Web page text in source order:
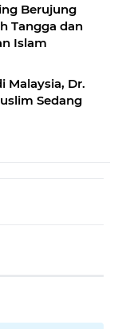
Berujung
Tangga dan
Islam
Malaysia, Dr.
Sedang